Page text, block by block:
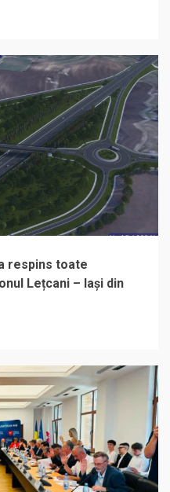
respins toate
Lețcani – Iași din